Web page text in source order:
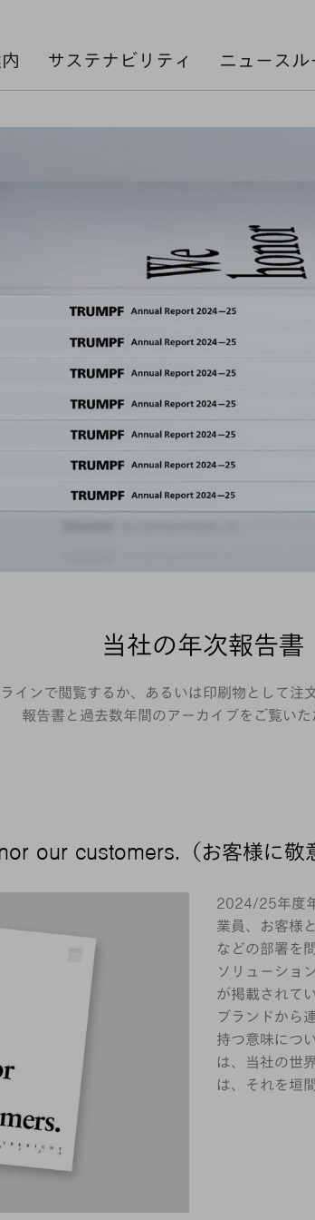
サステナビリティ ニュースル
当社の年次報告書
インで閲覧するか、あるいは印刷物として注
報告書と過去数年間のアーカイブをご覧いた
our customers.（お客様に敬
2024/25年度
業員、お客様
などの部署を
ソリューショ
が掲載されて
ブランドから
持つ意味につ
は、当社の世
は、それを垣